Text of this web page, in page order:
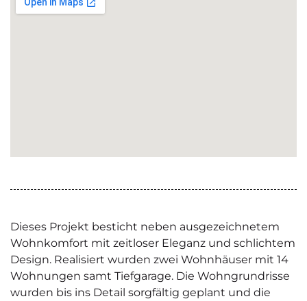
Dieses Projekt besticht neben ausgezeichnetem
Wohnkomfort mit zeitloser Eleganz und schlichtem
Design. Realisiert wurden zwei Wohnhäuser mit 14
Wohnungen samt Tiefgarage. Die Wohngrundrisse
wurden bis ins Detail sorgfältig geplant und die